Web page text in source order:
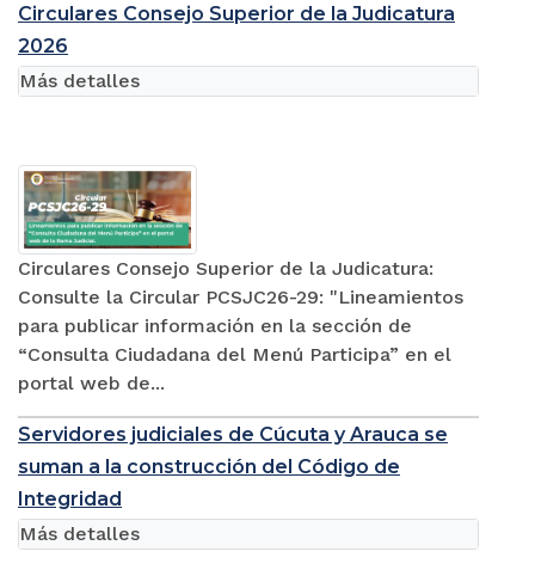
Circulares Consejo Superior de la Judicatura
2026
Circulares Consejo Superior de la Judicatura:
Consulte la Circular PCSJC26-29: "Lineamientos
para publicar información en la sección de
“Consulta Ciudadana del Menú Participa” en el
portal web de...
Más detalles
Servidores judiciales de Cúcuta y Arauca se
suman a la construcción del Código de
Integridad
Más detalles